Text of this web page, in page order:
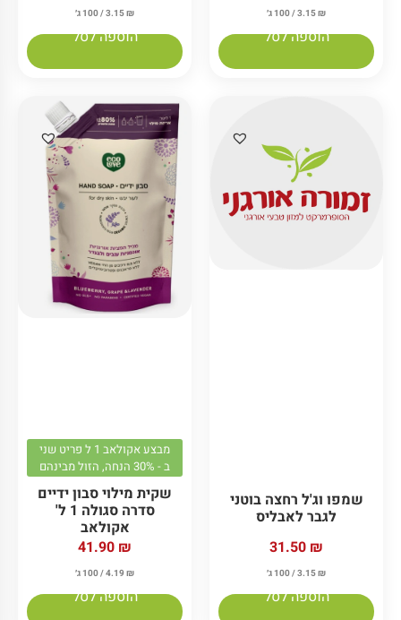
3.15₪ / 100 ג׳
הוספה לסל
3.15₪ / 100 ג׳
הוספה לסל
שמפו וג'ל רחצה בוטני
לגבר לאבליס
31.50 ₪
3.15₪ / 100 ג׳
הוספה לסל
מבצע אקולאב 1 ל פריט שני
ב - 30% הנחה, הזול מבינהם
שקית מילוי סבון ידיים
סדרה סגולה 1 ל'
אקולאב
41.90 ₪
4.19 ₪ / 100 ג׳
הוספה לסל